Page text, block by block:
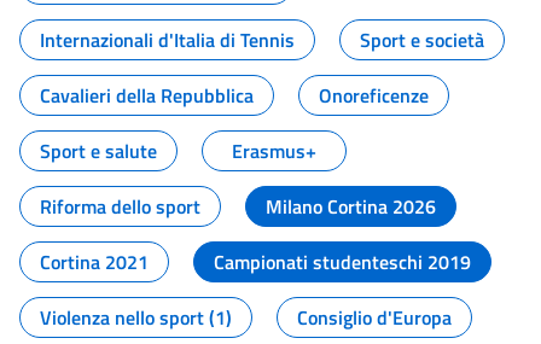
Internazionali d'Italia di Tennis
Sport e società
Cavalieri della Repubblica
Onoreficenze
Sport e salute
Erasmus+
Riforma dello sport
Milano Cortina 2026
Cortina 2021
Campionati studenteschi 2019
Violenza nello sport (1)
Consiglio d'Europa